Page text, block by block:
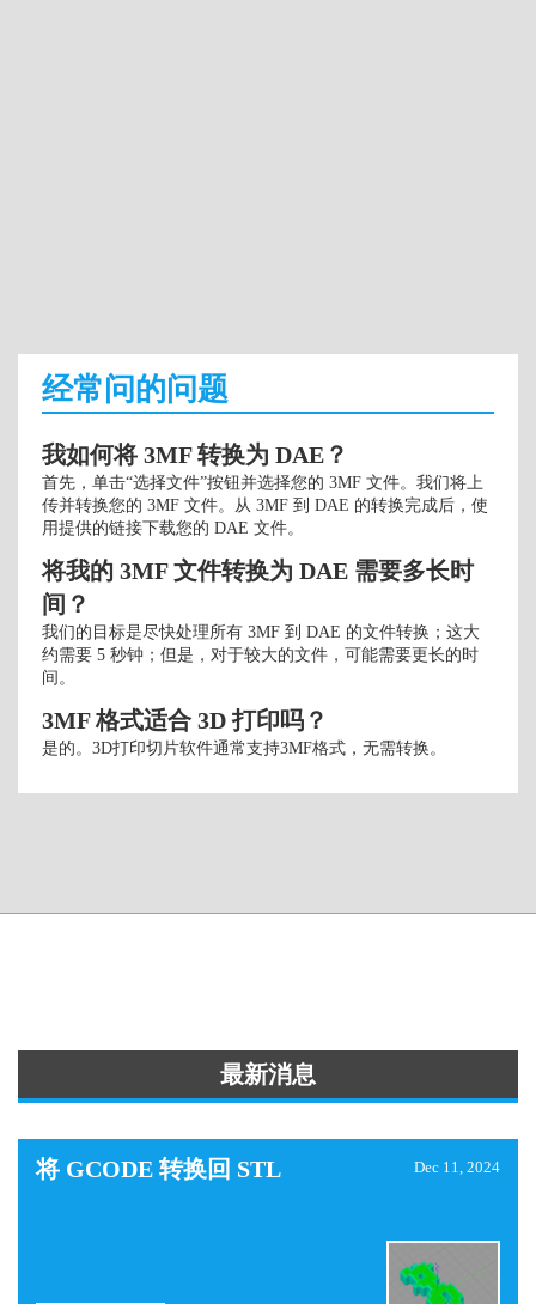
经常问的问题
我如何将 3MF 转换为 DAE？
首先，单击“选择文件”按钮并选择您的 3MF 文件。我们将上
传并转换您的 3MF 文件。从 3MF 到 DAE 的转换完成后，使
用提供的链接下载您的 DAE 文件。
将我的 3MF 文件转换为 DAE 需要多长时
间？
我们的目标是尽快处理所有 3MF 到 DAE 的文件转换；这大
约需要 5 秒钟；但是，对于较大的文件，可能需要更长的时
间。
3MF 格式适合 3D 打印吗？
是的。3D打印切片软件通常支持3MF格式，无需转换。
最新消息
将 GCODE 转换回 STL Dec 11, 2024